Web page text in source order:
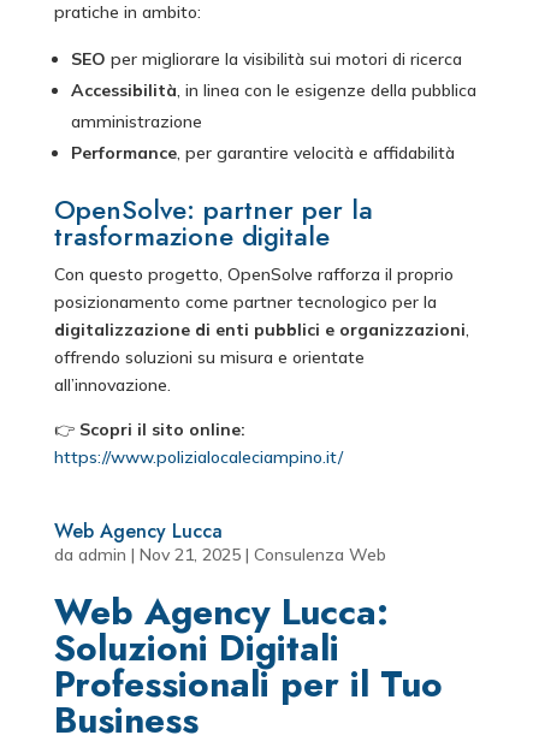
pratiche in ambito:
SEO per migliorare la visibilità sui motori di ricerca
Accessibilità, in linea con le esigenze della pubblica
amministrazione
Performance, per garantire velocità e affidabilità
OpenSolve: partner per la
trasformazione digitale
Con questo progetto, OpenSolve rafforza il proprio
posizionamento come partner tecnologico per la
digitalizzazione di enti pubblici e organizzazioni,
offrendo soluzioni su misura e orientate
all’innovazione.
👉 Scopri il sito online:
https://www.polizialocaleciampino.it/
Web Agency Lucca
da admin | Nov 21, 2025| Consulenza Web
Web Agency Lucca:
Soluzioni Digitali
Professionali per il Tuo
Business